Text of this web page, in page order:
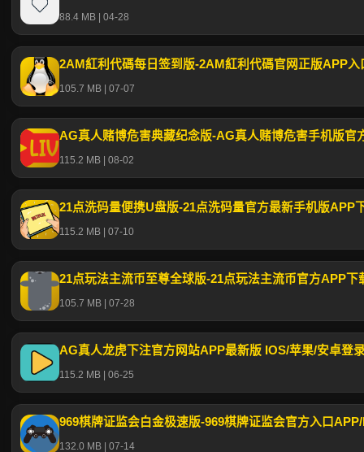
88.4 MB | 04-28
2AM紅利代碼每日签到版-2AM紅利代碼官网正版APP入
105.7 MB | 07-07
AG真人赌博危害典藏纪念版-AG真人赌博危害手机版官
115.2 MB | 08-02
21点洗码量便携U盘版-21点洗码量官方最新手机版APP
115.2 MB | 07-10
21点玩法主流币至尊全球版-21点玩法主流币官方APP下
105.7 MB | 07-28
115.2 MB | 06-25
969棋牌证监会白金极速版-969棋牌证监会官方入口
132.0 MB | 07-14